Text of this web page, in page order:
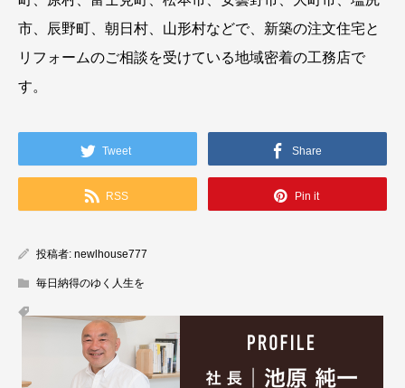
市、辰野町、朝日村、山形村などで、新築の注文住宅と
リフォームのご相談を受けている地域密着の工務店で
す。
Tweet Share
RSS Pin it
投稿者: newlhouse777
毎日納得のゆく人生を